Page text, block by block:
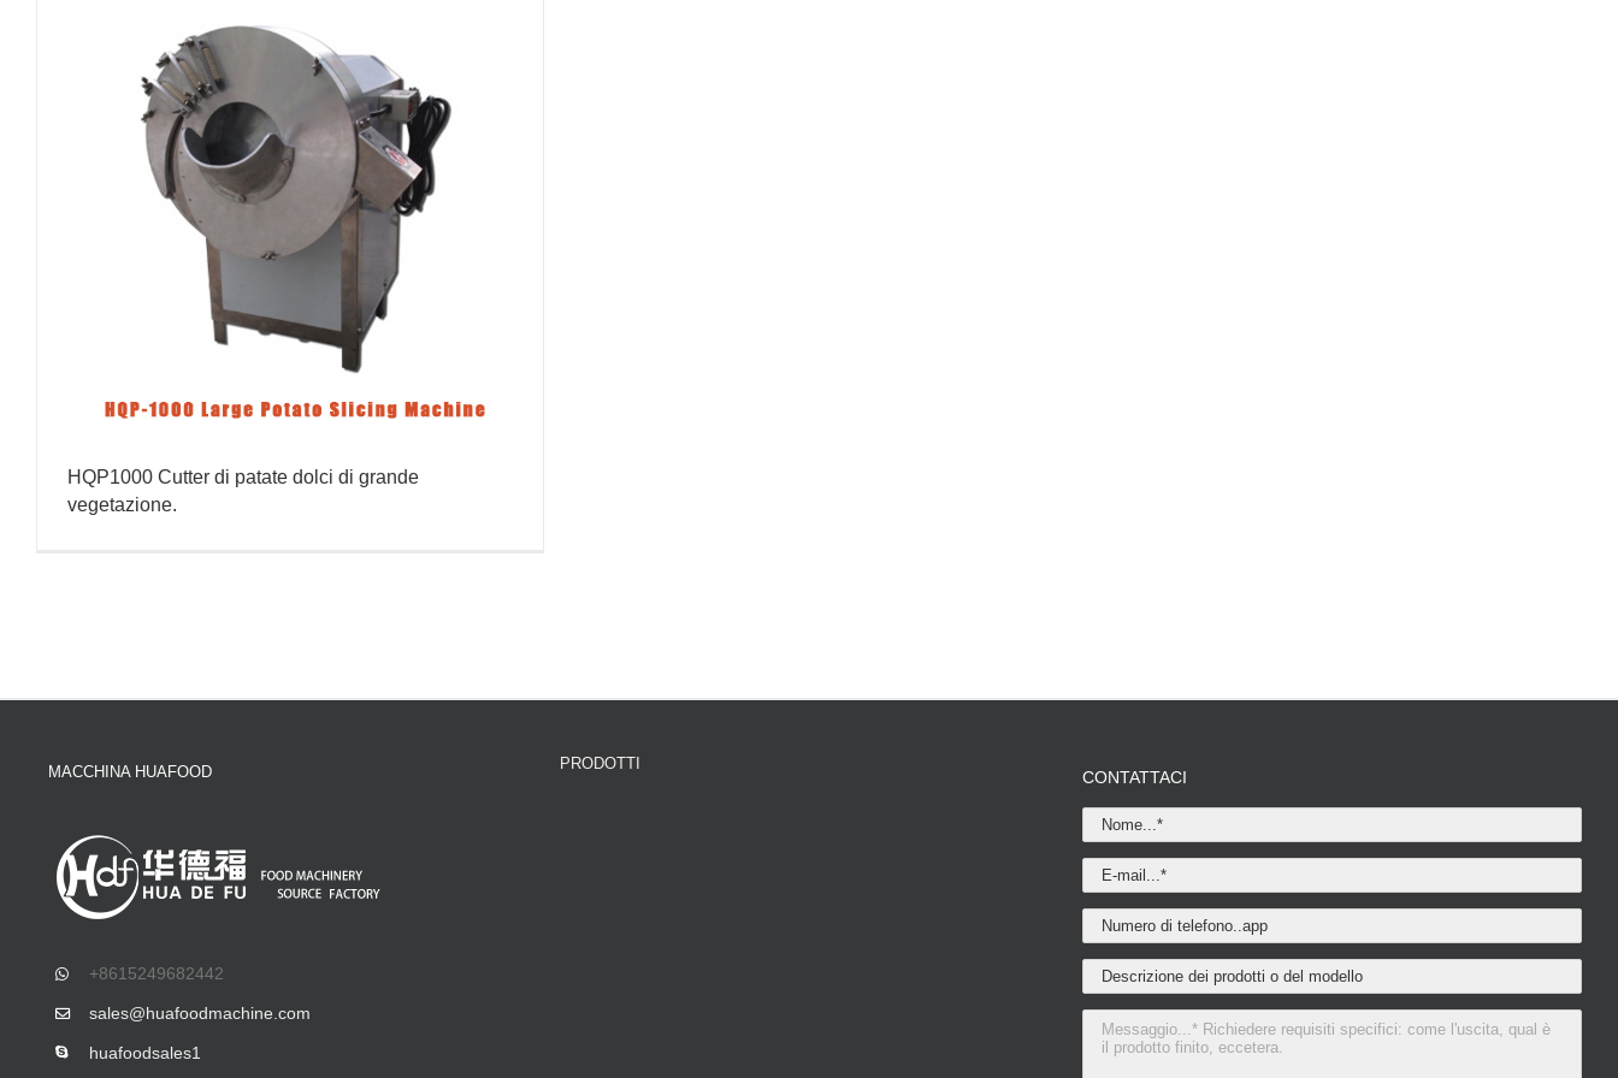
HQP1000 Cutter di patate dolci di grande
vegetazione.
MACCHINA HUAFOOD
+8615249682442
sales@huafoodmachine.com
huafoodsales1
PRODOTTI
CONTATTACI